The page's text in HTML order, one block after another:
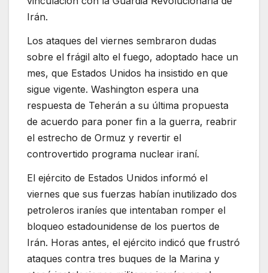
Irán.
Los ataques del viernes sembraron dudas
sobre el frágil alto el fuego, adoptado hace un
mes, que Estados Unidos ha insistido en que
sigue vigente. Washington espera una
respuesta de Teherán a su última propuesta
de acuerdo para poner fin a la guerra, reabrir
el estrecho de Ormuz y revertir el
controvertido programa nuclear iraní.
El ejército de Estados Unidos informó el
viernes que sus fuerzas habían inutilizado dos
petroleros iraníes que intentaban romper el
bloqueo estadounidense de los puertos de
Irán. Horas antes, el ejército indicó que frustró
ataques contra tres buques de la Marina y